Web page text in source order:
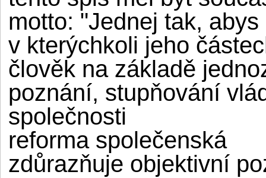
motto: "Jednej tak,
v kterýchkoli jeho
člověk na základě
poznání, stupňování
společnosti
reforma společenská
zdůrazňuje objektivní